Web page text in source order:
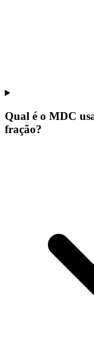
Qual é o MDC
fração?